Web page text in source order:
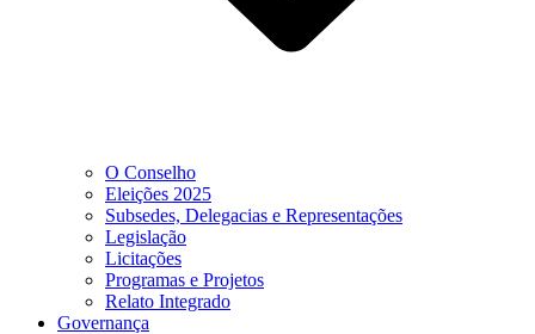
O Conselho
Eleições 2025
Subsedes, Delegacias e Representações
Legislação
Licitações
Programas e Projetos
Relato Integrado
Governança